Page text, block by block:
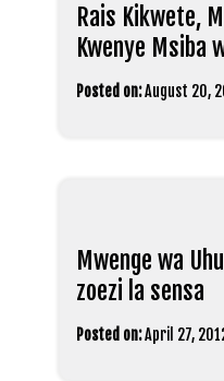
Rais Kikwete,
Kwenye Msiba
Posted on:August 20,
Mwenge wa
zoezi la sensa
Posted on:April 27,